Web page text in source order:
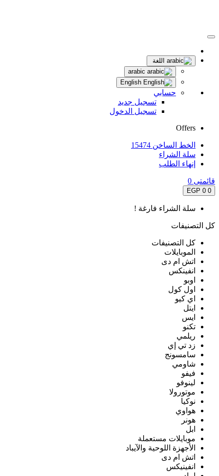
اللغة
حسابي
تسجيل جديد
تسجيل الدخول
Offers
الخط الساخن 15474
سلة الشراء
إنهاء الطلب
قائمتى 0
0
0 EGP
سلة الشراء فارغة !
كل التصنيفات
كل التصنيفات
الموبايلات
اتش ام دى
انفينكس
اوبو
اول كول
اي كيو
ايتل
ايس
تكنو
ريلمي
زد تي إي
سامسونج
شاومي
فيفو
لينوفو
موتورولا
نوكيا
هواوي
هونر
ابل
موبايلات مستعملة
الأجهزة اللوحية والآيباد
اتش ام دى
انفينيكس